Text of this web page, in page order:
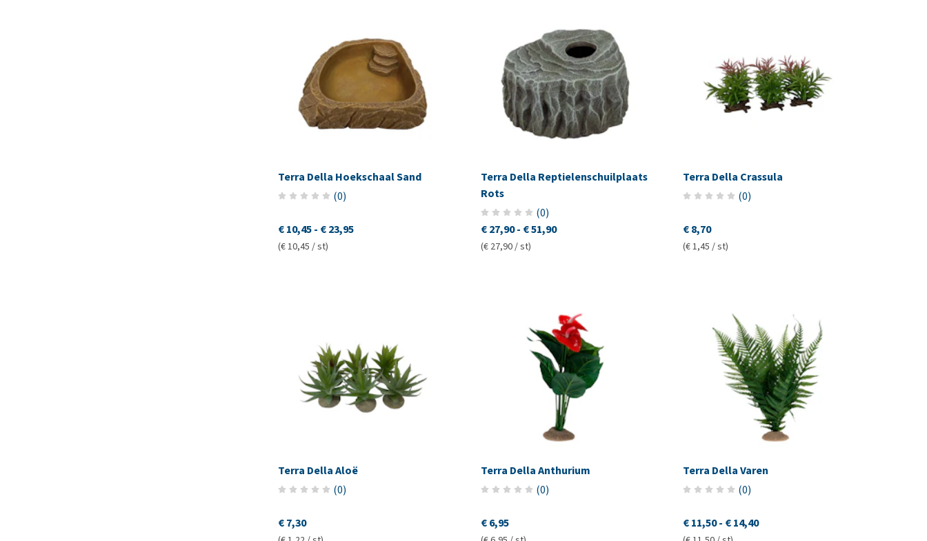
Terra Della Hoekschaal Sand
(0)
€ 10,45- € 23,95
(€ 10,45 / st)
Terra Della Reptielenschuilplaats
Rots
(0)
€ 27,90 - € 51,90
(€ 27,90 / st)
Terra Della Crassula
(0)
€ 8,70
(€ 1,45 / st)
Terra Della Aloë
(0)
€ 7,30
Terra Della Anthurium
(0)
€ 6,95
Terra Della Varen
(0)
€ 11,50- € 14,40